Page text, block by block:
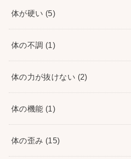
体が硬い (5)
体の不調 (1)
体の力が抜けない (2)
体の機能 (1)
体の歪み (15)